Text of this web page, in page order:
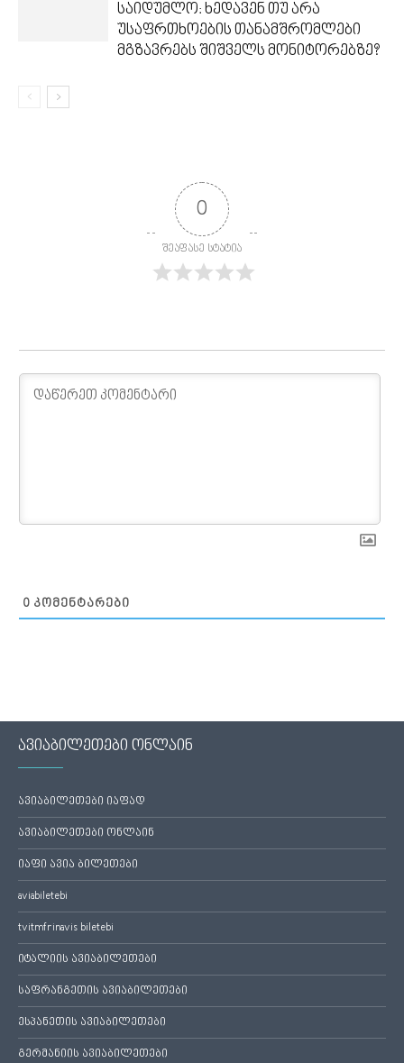
საიდუმლო: ხედავენ თუ არა
უსაფრთხოების თანამშრომლები
მგზავრებს შიშველს მონიტორებზე?
0
შეაფასე სტატია
0 ᲙᲝᲛᲔᲜᲢᲐᲠᲔᲑᲘ
ავიაბილეთები ონლაინ
ავიაბილეთები იაფად
ავიაბილეთები ონლაინ
იაფი ავია ბილეთები
aviabiletebi
tvitmfrinavis biletebi
იტალიის ავიაბილეთები
საფრანგეთის ავიაბილეთები
ესპანეთის ავიაბილეთები
გერმანიის ავიაბილეთები